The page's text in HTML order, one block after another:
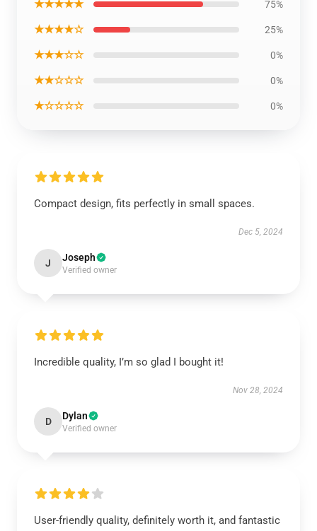
★★★★★ 75%
★★★★☆ 25%
★★★☆☆ 0%
★★☆☆☆ 0%
★☆☆☆☆ 0%
Compact design, fits perfectly in small spaces.
Dec 5, 2024
J Joseph
Verified owner
Incredible quality, I’m so glad I bought it!
Nov 28, 2024
D Dylan
Verified owner
User-friendly quality, definitely worth it, and fantastic